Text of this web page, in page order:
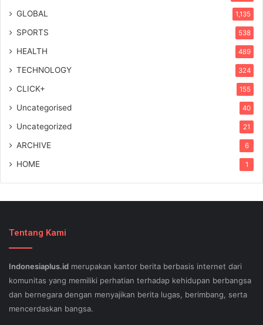
GLOBAL 1,135
SPORTS 538
HEALTH 489
TECHNOLOGY 324
CLICK+ 155
Uncategorised 40
Uncategorized 21
ARCHIVE 6
HOME 1
Tentang Kami
Indonesiaplus.id merupakan kantor berita berbasis internet dari
komunitas yang memiliki perhatian terhadap kehidupan berbangsa
dan bernegara dengan menyajikan berita lugas, berimbang, serta
mencerdaskan bangsa.